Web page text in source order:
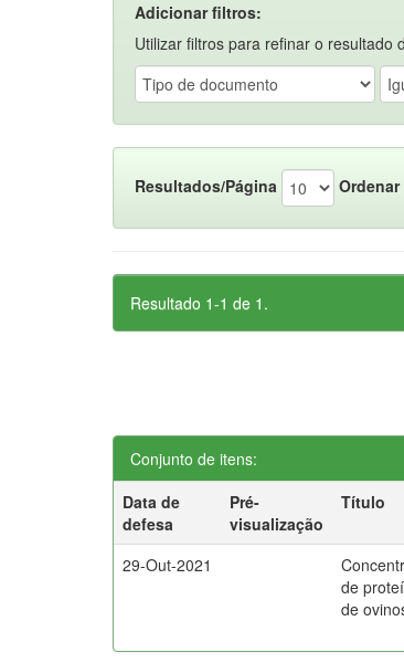
Adicionar filtros:
Utilizar filtros para refinar o resultado
Resultados/Página
Resultado 1-1 de 1.
Conjunto de itens:
Data de
defesa
Pré-
visualização
Título
29-Out-2021
de
de